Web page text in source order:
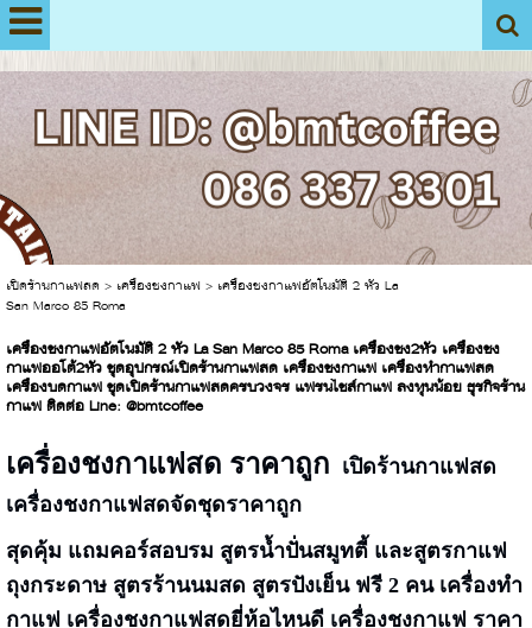
เปิดร้านกาแฟสด > เครื่องชงกาแฟ> เครื่องชงกาแฟอัตโนมัติ 2 หัว La
San Marco 85 Roma
เครื่องชงกาแฟอัตโนมัติ 2 หัว La San Marco 85 Roma เครื่องชง2หัว เครื่องชง
กาแฟออโต้2หัว ชุดอุปกรณ์เปิดร้านกาแฟสด เครื่องชงกาแฟ เครื่องทำกาแฟสด
เครื่องบดกาแฟ ชุดเปิดร้านกาแฟสดครบวงจร แฟรนไชส์กาแฟ ลงทุนน้อย ธุรกิจร้าน
กาแฟ ติดต่อ Line: @bmtcoffee
เครื่องชงกาแฟสด ราคาถูก เปิดร้านกาแฟสด
เครื่องชงกาแฟสดจัดชุดราคาถูก
สุดคุ้ม แถมคอร์สอบรม สูตรน้ำปั่นสมูทตี้ และสูตรกาแฟ
ถุงกระดาษ สูตรร้านนมสด สูตรปังเย็น ฟรี 2 คน เครื่องทำ
กาแฟ เครื่องชงกาแฟสดยี่ห้อไหนดี เครื่องชงกาแฟ ราคา